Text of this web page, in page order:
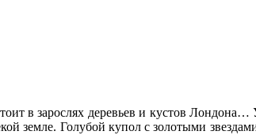
в зарослях деревьев и кустов Лондона…
земле. Голубой купол с золотыми